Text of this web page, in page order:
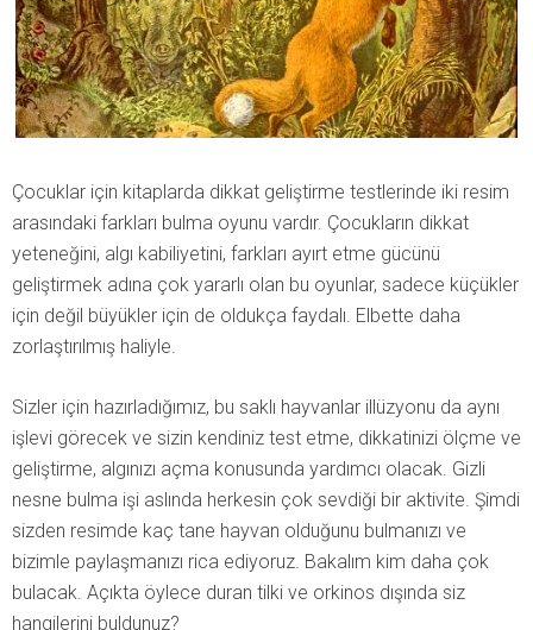
Çocuklar için kitaplarda dikkat geliştirme testlerinde iki resim
arasındaki farkları bulma oyunu vardır. Çocukların dikkat
yeteneğini, algı kabiliyetini, farkları ayırt etme gücünü
geliştirmek adına çok yararlı olan bu oyunlar, sadece küçükler
için değil büyükler için de oldukça faydalı. Elbette daha
zorlaştırılmış haliyle.
Sizler için hazırladığımız, bu saklı hayvanlar illüzyonu da aynı
işlevi görecek ve sizin kendiniz test etme, dikkatinizi ölçme ve
geliştirme, algınızı açma konusunda yardımcı olacak. Gizli
nesne bulma işi aslında herkesin çok sevdiği bir aktivite. Şimdi
sizden resimde kaç tane hayvan olduğunu bulmanızı ve
bizimle paylaşmanızı rica ediyoruz. Bakalım kim daha çok
bulacak. Açıkta öylece duran tilki ve orkinos dışında siz
hangilerini buldunuz?